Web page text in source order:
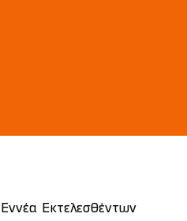
Εννέα Εκτελεσθέντων